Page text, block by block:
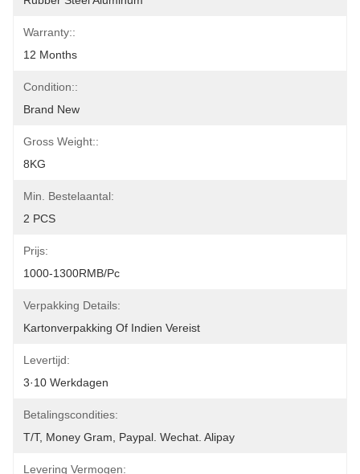
Warranty::
12 Months
Condition::
Brand New
Gross Weight::
8KG
Min. Bestelaantal:
2 PCS
Prijs:
1000-1300RMB/Pc
Verpakking Details:
Kartonverpakking Of Indien Vereist
Levertijd:
3·10 Werkdagen
Betalingscondities:
T/T, Money Gram, Paypal. Wechat. Alipay
Levering Vermogen: